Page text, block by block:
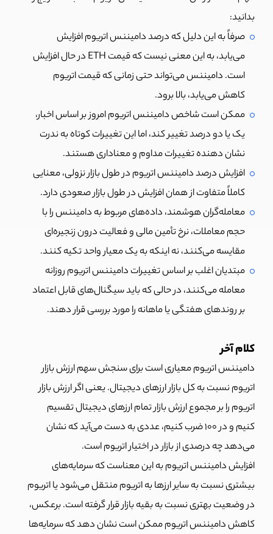
بدانید:
صرفاً به این دلیل که درصد دامیننس اتریوم افزایش
می‌یابد، به این معنی نیست که قیمت ETH در حال افزایش
است. دامیننس می‌تواند حتی زمانی که قیمت اتریوم
کاهش می‌یابد، بالا برود.
ممکن است شاخص دامیننس اتریوم امروز بر اساس اخبار،
یک یا دو درصد تغییر کند، اما این تغییرات کوتاه به ندرت
نشان دهنده تغییرات مداوم و معناداری هستند.
افزایش درصد دامیننس اتریوم در طول بازار نزولی، معنایی
کاملاً متفاوت از همان افزایش در طول بازار صعودی دارد.
معامله‌گران هوشمند، داده‌های مربوط به دامیننس را با
حجم معاملات، نرخ تأمین مالی و فعالیت درون زنجیره‌ای
مقایسه می‌کنند، نه اینکه به یک معیار واحد تکیه کنند.
مبتدیان اغلب بر اساس تغییرات دامیننس اتریوم روزانه
معامله می‌کنند، در حالی که باید سیگنال‌های قابل اعتماد
بر روندهای هفتگی یا ماهانه را مورد بررسی قرار دهند.
کلام آخر
دامیننس اتریوم معیاری است برای سنجش سهم ارزش بازار
اتریوم نسبت به کل بازار ارزهای دیجیتال. یعنی اگر ارزش بازار
اتریوم را بر مجموع ارزش بازار تمام ارزهای دیجیتال تقسیم
کنیم و در ۱۰۰ ضرب کنیم، عددی به دست می‌آید که نشان
می‌دهد چه درصدی از بازار در اختیار اتریوم است.
افزایش دامیننس اتریوم به این معناست که سرمایه‌های
بیشتری نسبت به سایر ارزها به اتریوم منتقل می‌شود یا اتریوم
در وضعیت بهتری نسبت به بقیه بازار قرار گرفته است. برعکس،
کاهش دامیننس اتریوم ممکن است نشان دهد که سرمایه‌ها